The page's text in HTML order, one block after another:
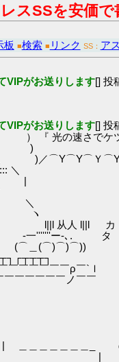
スSSを安価で
板 ■検索 ■ リンク SS： ア
VIPがお送りします[] 投
VIPがお送りします[] 投
ケツからうん
)
Ｙ
＼
|
从人 l||l
-一'''''''ー-､. タ
＿(⌒)⌒)⌒))
￣￣￣￣￣ρ￣`ｌ
￣￣￣￣￣ノ￣￣
な話すると
光速でウン
＿＿＿＿＿＿_ の
してそれが